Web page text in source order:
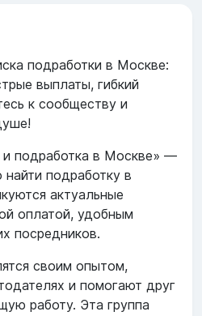
подработки в Москве:
выплаты, гибкий
к сообществу и
и подработка в Москве» —
подработку в
актуальные
оплатой, удобным
посредников.
своим опытом,
и помогают друг
работу. Эта группа